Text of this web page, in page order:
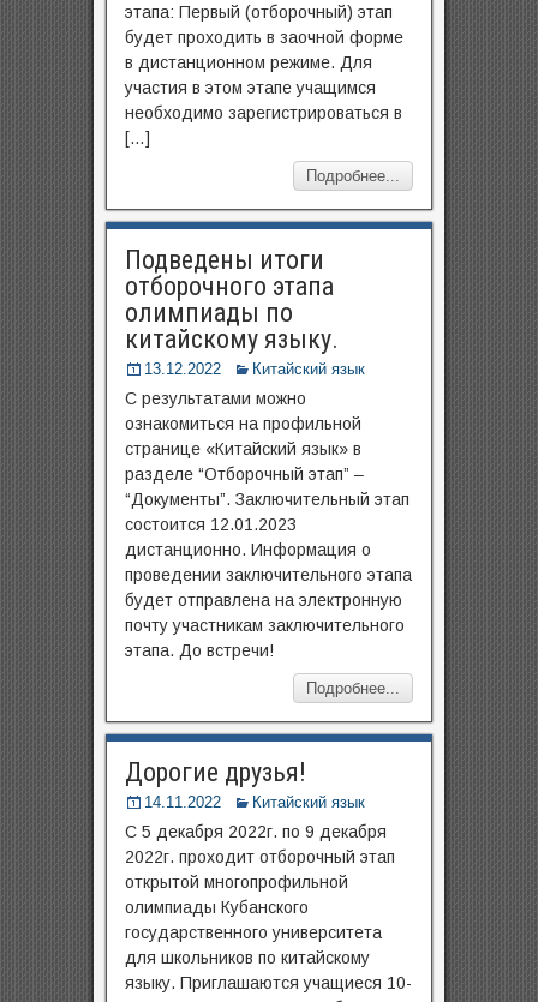
этапа: Первый (отборочный) этап
будет проходить в заочной форме
в дистанционном режиме. Для
участия в этом этапе учащимся
необходимо зарегистрироваться в
[…]
Подробнее...
Подведены итоги
отборочного этапа
олимпиады по
китайскому языку.
13.12.2022 Китайский язык
С результатами можно
ознакомиться на профильной
странице «Китайский язык» в
разделе “Отборочный этап” –
“Документы”. Заключительный этап
состоится 12.01.2023
дистанционно. Информация о
проведении заключительного этапа
будет отправлена на электронную
почту участникам заключительного
этапа. До встречи!
Подробнее...
Дорогие друзья!
14.11.2022 Китайский язык
C 5 декабря 2022г. по 9 декабря
2022г. проходит отборочный этап
открытой многопрофильной
олимпиады Кубанского
государственного университета
для школьников по китайскому
языку. Приглашаются учащиеся 10-